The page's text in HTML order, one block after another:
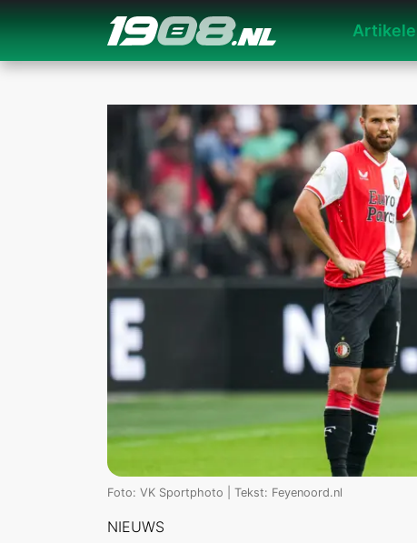
Navigation
Foto: VK Sportphoto | Tekst: Feyenoord.nl
NIEUWS